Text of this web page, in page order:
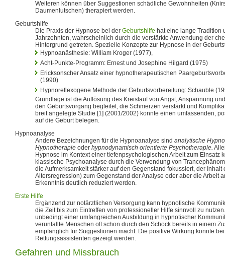
Weiteren können über Suggestionen schädliche Gewohnheiten
Daumenlutschen) therapiert werden.
Geburtshilfe
Die Praxis der Hypnose bei der Geburtshilfe hat eine lange Tradition
Jahrzehnten, wahrscheinlich durch die verstärkte Anwendung der
Hintergrund getreten. Spezielle Konzepte zur Hypnose in der
Hypnoanästhesie: William Kroger (1977),
Acht-Punkte-Programm: Ernest und Josephine Hilgard (1975)
Ericksonscher Ansatz einer hypnotherapeutischen
(1990)
Hypnoreflexogene Methode der Geburtsvorbereitung: Schauble
Grundlage ist die Auflösung des Kreislauf von Angst, Anspannung
den Geburtsvorgang begleitet, die Schmerzen verstärkt und
breit angelegte Studie [1] (2001/2002) konnte einen umfassenden,
auf die Geburt belegen.
Hypnoanalyse
Andere Bezeichnungen für die Hypnoanalyse sind analytische
Hypnotherapie oder hypnodynamisch orientierte Psychotherapie.
Hypnose im Kontext einer tiefenpsychologischen Arbeit zum Einsatz
klassische Psychoanalyse durch die Verwendung von
die Aufmerksamkeit stärker auf den Gegenstand fokussiert, der
Altersregression) zum Gegenstand der Analyse oder aber die Arbeit
Erkenntnis deutlich reduziert werden.
Erste Hilfe
Ergänzend zur notärztlichen Versorgung kann hypnotische
die Zeit bis zum Eintreffen von professioneller Hilfe sinnvoll zu
unbedingt einer umfangreichen Ausbildung in hypnotischer
verunfallte Menschen oft schon durch den Schock bereits in einem
empfänglich für Suggestionen macht. Die positive Wirkung konnte
Rettungsassistenten gezeigt werden.
Gefahren und Missbrauch